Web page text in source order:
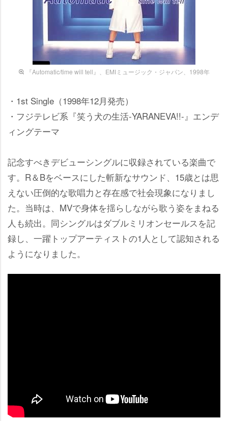
『Automatic/time will tell』、EMIミュージック・ジャパン、1998年
・1st Single（1998年12月発売）
・フジテレビ系『笑う犬の生活-YARANEVA!!-』エンデ
ィングテーマ
記念すべきデビューシングルに収録されている楽曲で
す。R＆Bをベースにした斬新なサウンド、15歳とは思
えない圧倒的な歌唱力と存在感で社会現象になりまし
た。当時は、MVで身体を揺らしながら歌う姿をまねる
人も続出。同シングルはダブルミリオンセールスを記
録し、一躍トップアーティストの1人として認知される
ようになりました。